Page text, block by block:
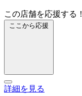
この店舗を応援する！
ここから応援
詳細を見る